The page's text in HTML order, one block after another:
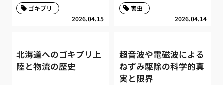
2026.04.15
ゴキブリ
2026.04.14
害虫
北海道へのゴキブリ上
陸と物流の歴史
超音波や電磁波による
ねずみ駆除の科学的真
実と限界